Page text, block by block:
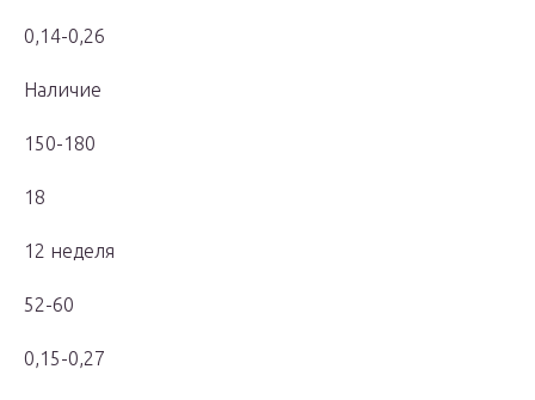
0,14-0,26
Наличие
150-180
18
12 неделя
52-60
0,15-0,27